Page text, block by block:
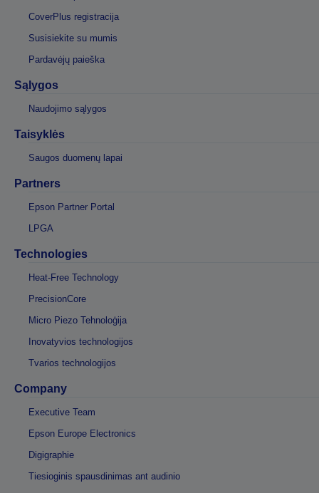
CoverPlus registracija
Susisiekite su mumis
Pardavėjų paieška
Sąlygos
Naudojimo sąlygos
Taisyklės
Saugos duomenų lapai
Partners
Epson Partner Portal
LPGA
Technologies
Heat-Free Technology
PrecisionCore
Micro Piezo Tehnoloģija
Inovatyvios technologijos
Tvarios technologijos
Company
Executive Team
Epson Europe Electronics
Digigraphie
Tiesioginis spausdinimas ant audinio